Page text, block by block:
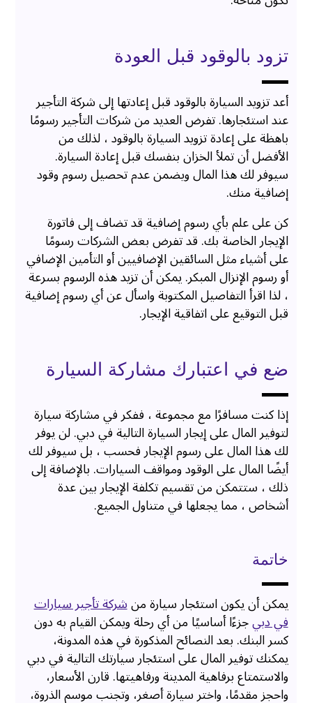
تزود بالوقود قبل العودة
أعد تزويد السيارة بالوقود قبل إعادتها إلى شركة التأجير
عند استئجارها. تفرض العديد من شركات التأجير رسومًا
باهظة على إعادة تزويد السيارة بالوقود ، لذلك من
الأفضل أن تملأ الخزان بنفسك قبل إعادة السيارة.
سيوفر لك هذا المال ويضمن عدم تحصيل رسوم وقود
إضافية منك.
كن على علم بأي رسوم إضافية قد تضاف إلى فاتورة
الإيجار الخاصة بك. قد تفرض بعض الشركات رسومًا
على أشياء مثل السائقين الإضافيين أو التأمين الإضافي
أو رسوم الإنزال المبكر. يمكن أن تزيد هذه الرسوم بسرعة
، لذا اقرأ التفاصيل المكتوبة واسأل عن أي رسوم إضافية
قبل التوقيع على اتفاقية الإيجار.
ضع في اعتبارك مشاركة السيارة
إذا كنت مسافرًا مع مجموعة ، ففكر في مشاركة سيارة
لتوفير المال على إيجار السيارة التالية في دبي. لن يوفر
لك هذا المال على رسوم الإيجار فحسب ، بل سيوفر لك
أيضًا المال على الوقود ومواقف السيارات. بالإضافة إلى
ذلك ، ستتمكن من تقسيم تكلفة الإيجار بين عدة
أشخاص ، مما يجعلها في متناول الجميع.
خاتمة
يمكن أن يكون استئجار سيارة منشركة تأجير سيارات
في دبيجزءًا أساسيًا من أي رحلة ويمكن القيام به دون
كسر البنك. بعد النصائح المذكورة في هذه المدونة،
يمكنك توفير المال على استئجار سيارتك التالية في دبي
والاستمتاع برفاهية المدينة ورفاهيتها. قارن الأسعار،
واحجز مقدمًا، واختر سيارة أصغر، وتجنب موسم الذروة،